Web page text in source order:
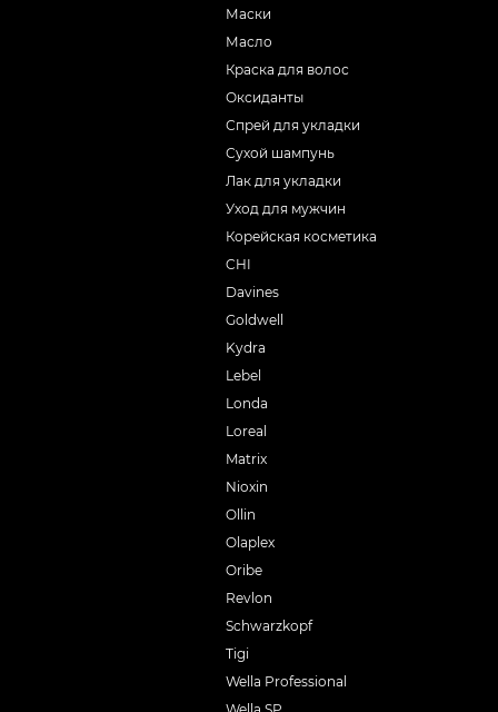
Маски
Масло
Краска для волос
Оксиданты
Спрей для укладки
Сухой шампунь
Лак для укладки
Уход для мужчин
Корейская косметика
CHI
Davines
Goldwell
Kydra
Lebel
Londa
Loreal
Matrix
Nioxin
Ollin
Olaplex
Oribe
Revlon
Schwarzkopf
Tigi
Wella Professional